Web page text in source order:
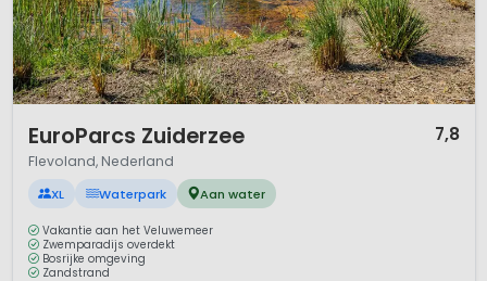
EuroParcs Zuiderzee 7,8
Flevoland, Nederland
XL Waterpark Aan water
Vakantie aan het Veluwemeer
Zwemparadijs overdekt
Bosrijke omgeving
Zandstrand